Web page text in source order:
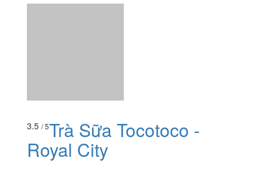
Hà Nội
nhà, vừa mua xong ko kịp uống, ướt hết đệm